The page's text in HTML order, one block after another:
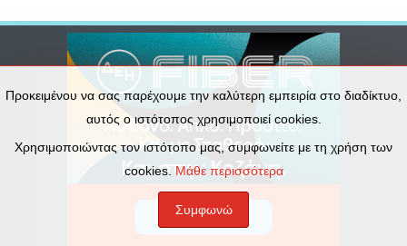
Προκειμένου να σας παρέχουμε την καλύτερη εμπειρία στο διαδίκτυο,
αυτός ο ιστότοπος χρησιμοποιεί cookies.
Χρησιμοποιώντας τον ιστότοπο μας, συμφωνείτε με τη χρήση των
cookies.Μάθε περισσότερα
Συμφωνώ